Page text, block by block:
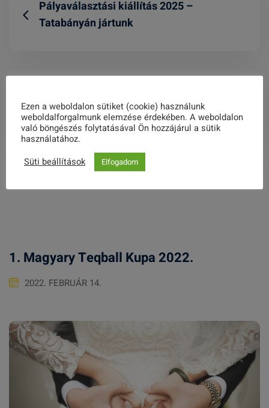
Pályaválasztási kiállítás 2025 –
Tatabányán jártunk
tisztelegtünk
Related Posts
1. Magyary Teqball Kupa 2022.
2022. FEBRUÁR 14.
Ezen a weboldalon sütiket (cookie) használunk
weboldalforgalmunk elemzése érdekében. A weboldalon
való böngészés folytatásával Ön hozzájárul a sütik
használatához.
Süti beállítások
Elfogadom